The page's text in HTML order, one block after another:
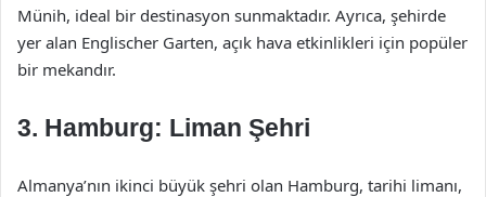
Münih, ideal bir destinasyon sunmaktadır. Ayrıca, şehirde
yer alan Englischer Garten, açık hava etkinlikleri için popüler
bir mekandır.
3. Hamburg: Liman Şehri
Almanya’nın ikinci büyük şehri olan Hamburg, tarihi limanı,